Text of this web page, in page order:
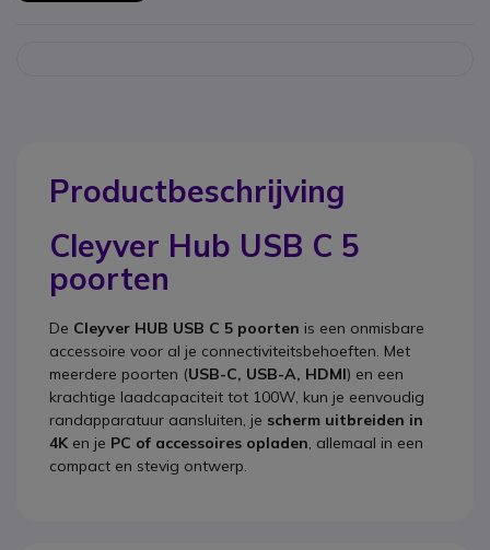
Productbeschrijving
Cleyver Hub USB C 5
poorten
De Cleyver HUB USB C 5 poorten is een onmisbare
accessoire voor al je connectiviteitsbehoeften. Met
meerdere poorten (USB-C, USB-A, HDMI) en een
krachtige laadcapaciteit tot 100W, kun je eenvoudig
randapparatuur aansluiten, je scherm uitbreiden in
4K en je PC of accessoires opladen, allemaal in een
compact en stevig ontwerp.